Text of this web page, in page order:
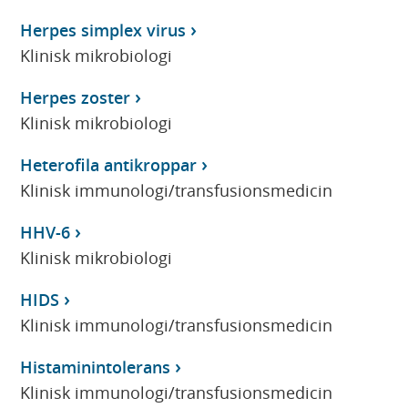
Herpes simplex virus
Klinisk mikrobiologi
Herpes zoster
Klinisk mikrobiologi
Heterofila antikroppar
Klinisk immunologi/transfusionsmedicin
HHV-6
Klinisk mikrobiologi
HIDS
Klinisk immunologi/transfusionsmedicin
Histaminintolerans
Klinisk immunologi/transfusionsmedicin